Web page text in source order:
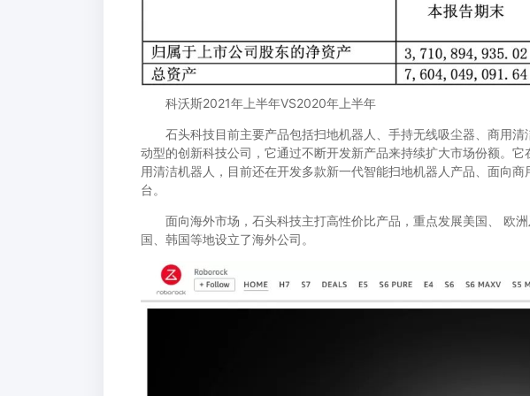
科沃斯2021年上半年VS2020年上半年
石头科技目前主要产品包括扫地机器人、手持无线吸尘器、商用清
动型的创新科技公司，它通过不断开发新产品来持续扩大市场份额。
用清洁机器人，目前还在开发多款新一代智能扫地机器人产品、面向
台。
面向海外市场，石头科技主打高性价比产品，重点发展美国、 欧洲
国、韩国等地设立了海外公司。